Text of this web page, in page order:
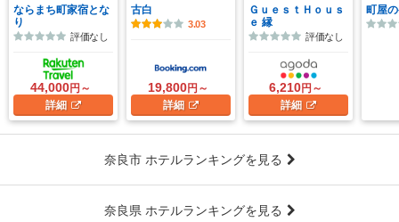
ならまち町家宿とな
り
評価なし
44,000円～
詳細
古白
3.03
19,800円～
詳細
ＧｕｅｓｔＨｏｕｓ
ｅ 縁
評価なし
6,210円～
詳細
町屋
奈良市 ホテルランキングを見る
奈良県 ホテルランキングを見る